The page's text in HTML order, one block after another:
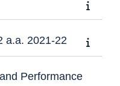
a.a. 2021-22
Performance